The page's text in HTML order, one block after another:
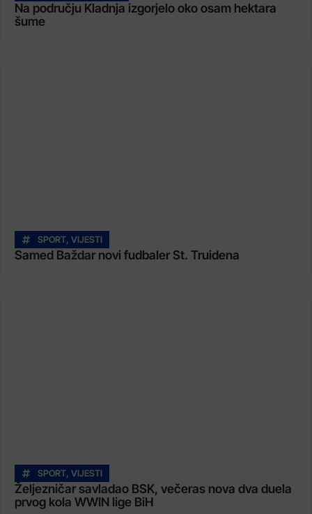
Na području Kladnja izgorjelo oko osam hektara
šume
SPORT, VIJESTI
Samed Baždar novi fudbaler St. Truidena
SPORT, VIJESTI
Željezničar savladao BSK, večeras nova dva duela
prvog kola WWIN lige BiH